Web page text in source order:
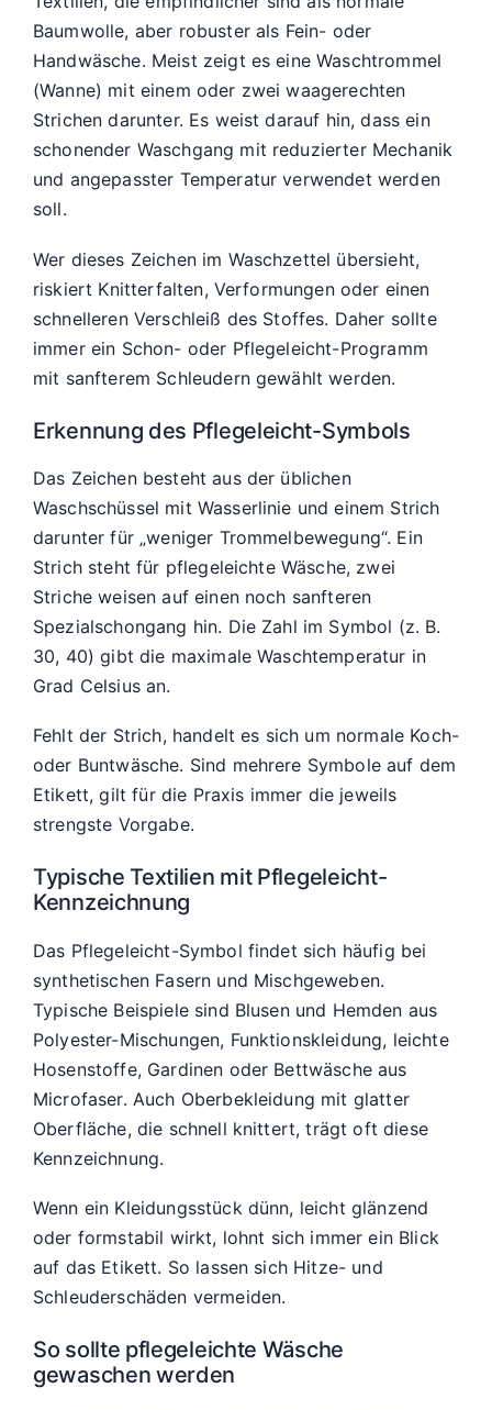
Baumwolle, aber robuster als Fein- oder
Handwäsche. Meist zeigt es eine Waschtrommel
(Wanne) mit einem oder zwei waagerechten
Strichen darunter. Es weist darauf hin, dass ein
schonender Waschgang mit reduzierter Mechanik
und angepasster Temperatur verwendet werden
soll.
Wer dieses Zeichen im Waschzettel übersieht,
riskiert Knitterfalten, Verformungen oder einen
schnelleren Verschleiß des Stoffes. Daher sollte
immer ein Schon- oder Pflegeleicht-Programm
mit sanfterem Schleudern gewählt werden.
Erkennung des Pflegeleicht-Symbols
Das Zeichen besteht aus der üblichen
Waschschüssel mit Wasserlinie und einem Strich
darunter für „weniger Trommelbewegung“. Ein
Strich steht für pflegeleichte Wäsche, zwei
Striche weisen auf einen noch sanfteren
Spezialschongang hin. Die Zahl im Symbol (z. B.
30, 40) gibt die maximale Waschtemperatur in
Grad Celsius an.
Fehlt der Strich, handelt es sich um normale Koch-
oder Buntwäsche. Sind mehrere Symbole auf dem
Etikett, gilt für die Praxis immer die jeweils
strengste Vorgabe.
Typische Textilien mit Pflegeleicht-
Kennzeichnung
Das Pflegeleicht-Symbol findet sich häufig bei
synthetischen Fasern und Mischgeweben.
Typische Beispiele sind Blusen und Hemden aus
Polyester-Mischungen, Funktionskleidung, leichte
Hosenstoffe, Gardinen oder Bettwäsche aus
Microfaser. Auch Oberbekleidung mit glatter
Oberfläche, die schnell knittert, trägt oft diese
Kennzeichnung.
Wenn ein Kleidungsstück dünn, leicht glänzend
oder formstabil wirkt, lohnt sich immer ein Blick
auf das Etikett. So lassen sich Hitze- und
Schleuderschäden vermeiden.
So sollte pflegeleichte Wäsche
gewaschen werden